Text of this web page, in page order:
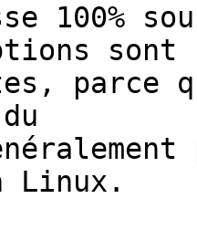
100%
sont
parce
Linux.